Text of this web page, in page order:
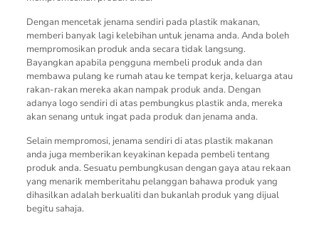
Dengan mencetak jenama sendiri pada plastik makanan,
memberi banyak lagi kelebihan untuk jenama anda. Anda boleh
mempromosikan produk anda secara tidak langsung.
Bayangkan apabila pengguna membeli produk anda dan
membawa pulang ke rumah atau ke tempat kerja, keluarga atau
rakan-rakan mereka akan nampak produk anda. Dengan
adanya logo sendiri di atas pembungkus plastik anda, mereka
akan senang untuk ingat pada produk dan jenama anda.
Selain mempromosi, jenama sendiri di atas plastik makanan
anda juga memberikan keyakinan kepada pembeli tentang
produk anda. Sesuatu pembungkusan dengan gaya atau rekaan
yang menarik memberitahu pelanggan bahawa produk yang
dihasilkan adalah berkualiti dan bukanlah produk yang dijual
begitu sahaja.